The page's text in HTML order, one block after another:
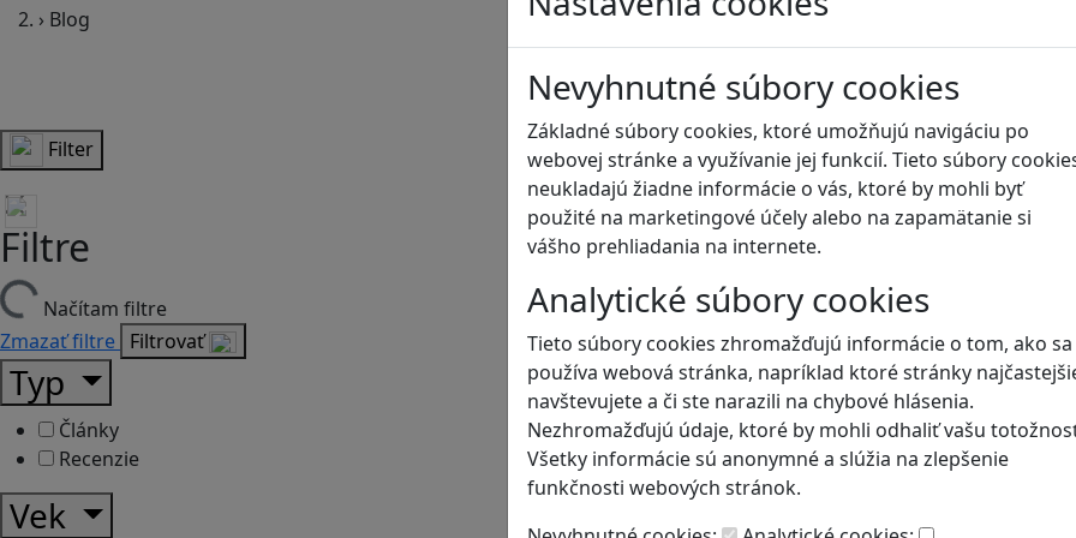
Nevyhnutné súbory cookies
Základné súbory cookies, ktoré umožňujú navigáciu po
webovej stránke a využívanie jej funkcií. Tieto súbory
neukladajú žiadne informácie o vás, ktoré by mohli byť
použité na marketingové účely alebo na zapamätanie si
vášho prehliadania na internete.
Analytické súbory cookies
Tieto súbory cookies zhromažďujú informácie o tom, ako sa
používa webová stránka, napríklad ktoré stránky
navštevujete a či ste narazili na chybové hlásenia.
Nezhromažďujú údaje, ktoré by mohli odhaliť vašu
Všetky informácie sú anonymné a slúžia na zlepšenie
funkčnosti webových stránok.
› Blog
Blog
Filter
Filtre
Načítam filtre
Zmazať filtre Filtrovať
Typ
Články
Recenzie
Vek